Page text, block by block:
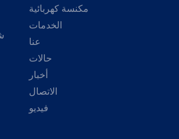
مكنسة كهربائية
الخدمات
عنا
حالات
أخبار
الاتصال
فيديو